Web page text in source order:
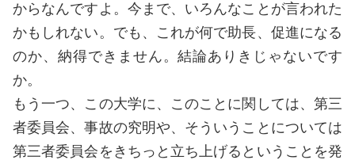
からなんですよ。今まで、いろんなことが言われた
かもしれない。でも、これが何で助長、促進になる
のか、納得できません。結論ありきじゃないです
か。
もう一つ、この大学に、このことに関しては、第三
者委員会、事故の究明や、そういうことについては
第三者委員会をきちっと立ち上げるということを発